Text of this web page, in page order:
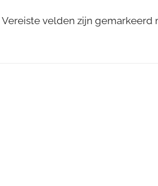
Vereiste velden zijn gemarkeerd